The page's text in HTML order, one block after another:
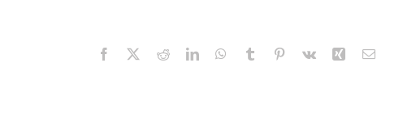
Facebook RedditLinkedInWhatsApp
Tumblr Pinterest
Vk XingEmail